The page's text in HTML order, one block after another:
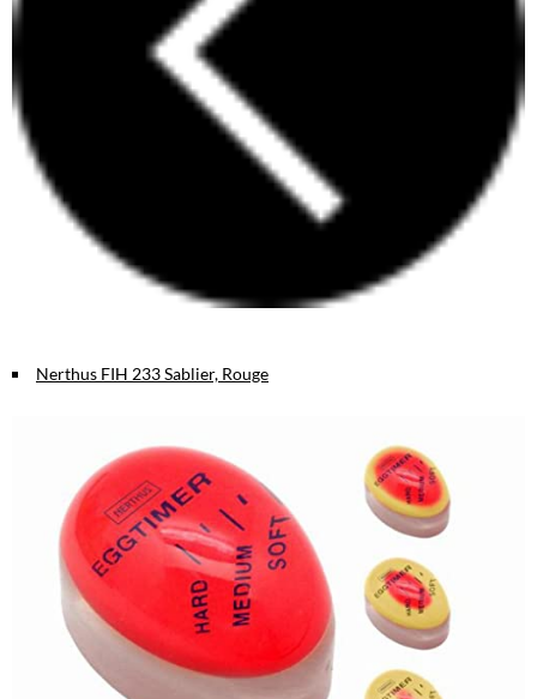
Nerthus FIH 233 Sablier, Rouge